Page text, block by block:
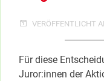
VERÖFFENTLICHT
Für diese
Juror:innen der